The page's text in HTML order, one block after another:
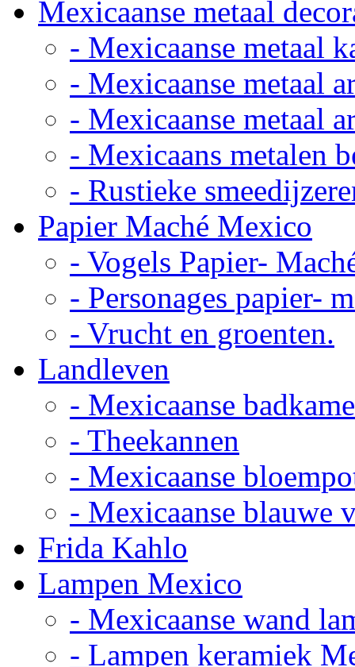
Mexicaanse metaal
- Mexicaanse metaal
- Mexicaanse metaal
- Mexicaanse metaal
- Mexicaans metalen
- Rustieke
Papier Maché Mexico
- Vogels Papier-
- Personages papier-
- Vrucht en groenten.
Landleven
- Mexicaanse
- Theekannen
- Mexicaanse
- Mexicaanse blauwe
Frida Kahlo
Lampen Mexico
- Mexicaanse wand
- Lampen keramiek